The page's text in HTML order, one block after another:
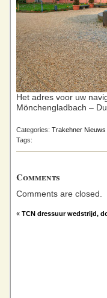
Het adres voor uw
Mönchengladbach –
Categories: Trakehner Nieuws
Tags:
Comments
Comments are closed.
« TCN dressuur wedstrijd,